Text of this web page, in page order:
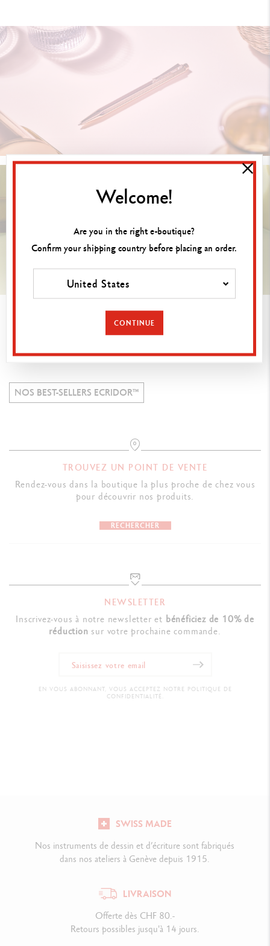
NOS BEST-SELLERS ECRIDOR™
TROUVEZ UN POINT DE VENTE
Rendez-vous dans la boutique la plus proche de chez vous
pour découvrir nos produits.
RECHERCHER
NEWSLETTER
Inscrivez-vous à notre newsletter et bénéficiez de 10% de
réduction sur votre prochaine commande.
EN VOUS ABONNANT, VOUS ACCEPTEZ NOTRE POLITIQUE DE
CONFIDENTIALITÉ.
SWISS MADE
Nos instruments de dessin et d’écriture sont fabriqués
dans nos ateliers à Genève depuis 1915.
LIVRAISON
Offerte dès CHF 80.-
Retours possibles jusqu'à 14 jours.
Welcome!
Are you in the right e-boutique?
Confirm your shipping country before placing an order.
United States
CONTINUE